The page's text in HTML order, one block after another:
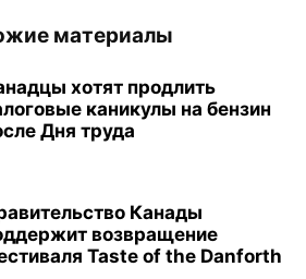
материалы
хотят продлить
каникулы на бензин
Дня труда
Канады
возвращение
Taste of the Danforth